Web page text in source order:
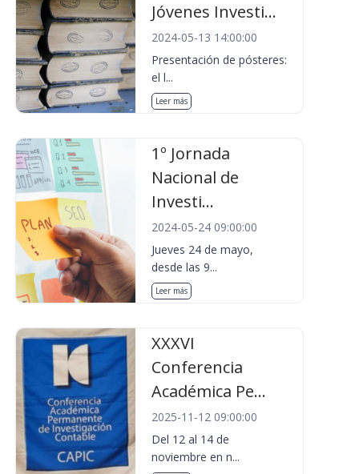
Jóvenes Investi...
2024-05-13 14:00:00
Presentación de pósteres:
el l...
Leer más
1º Jornada
Nacional de
Investi...
2024-05-24 09:00:00
Jueves 24 de mayo,
desde las 9...
Leer más
XXXVI
Conferencia
Académica Pe...
2025-11-12 09:00:00
Del 12 al 14 de
noviembre en n...